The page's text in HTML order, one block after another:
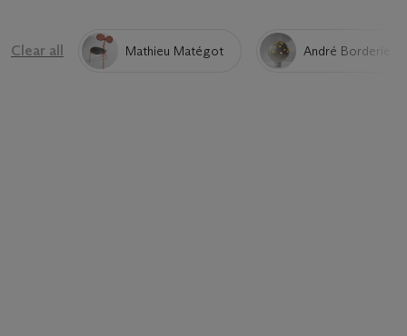
Clear all Mathieu Matégot André Borderie